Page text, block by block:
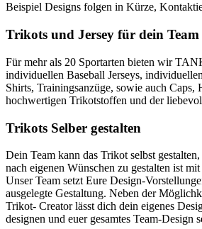
Beispiel Designs folgen in Kürze,
Trikots und Jersey für dein Team
Für mehr als 20 Sportarten bieten wir
individuellen Baseball Jerseys,
Shirts, Trainingsanzüge, sowie auch
hochwertigen Trikotstoffen und der
Trikots Selber gestalten
Dein Team kann das Trikot selbst
nach eigenen Wünschen zu gestalten ist
Unser Team setzt Eure Design-
ausgelegte Gestaltung. Neben der
Trikot- Creator lässt dich dein eigenes
designen und euer gesamtes Team-Design